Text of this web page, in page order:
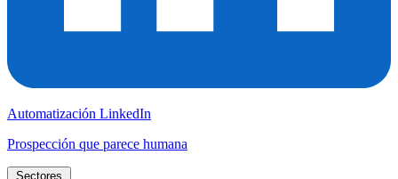
Automatización LinkedIn
Prospección que parece humana